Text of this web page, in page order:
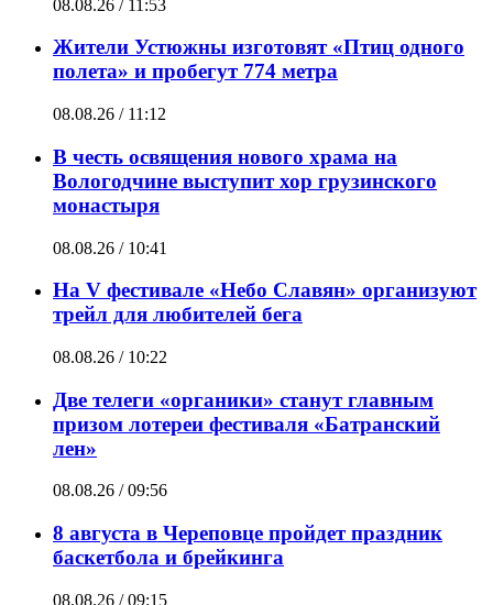
08.08.26 / 11:53
Жители Устюжны изготовят «Птиц одного
полета» и пробегут 774 метра
08.08.26 / 11:12
В честь освящения нового храма на
Вологодчине выступит хор грузинского
монастыря
08.08.26 / 10:41
На V фестивале «Небо Славян» организуют
трейл для любителей бега
08.08.26 / 10:22
Две телеги «органики» станут главным
призом лотереи фестиваля «Батранский
лен»
08.08.26 / 09:56
8 августа в Череповце пройдет праздник
баскетбола и брейкинга
08.08.26 / 09:15